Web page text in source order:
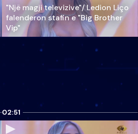
"Një magji televizive"/ Ledion Liço
falenderon stafin e "Big Brother
Vip"
02:51